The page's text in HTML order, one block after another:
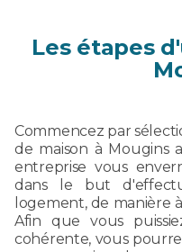
Les étapes
Commencez par
de maison à Mougins
entreprise vous
dans le but
logement, de manière
Afin que vous
cohérente, vous